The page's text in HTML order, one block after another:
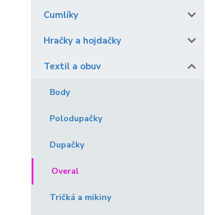
Cumlíky
Hračky a hojdačky
Textil a obuv
Body
Polodupačky
Dupačky
Overal
Tričká a mikiny